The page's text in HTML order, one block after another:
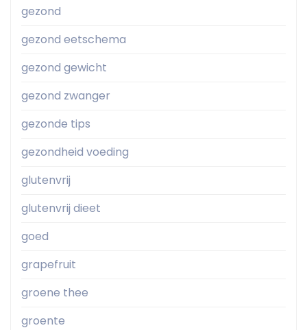
gezond
gezond eetschema
gezond gewicht
gezond zwanger
gezonde tips
gezondheid voeding
glutenvrij
glutenvrij dieet
goed
grapefruit
groene thee
groente